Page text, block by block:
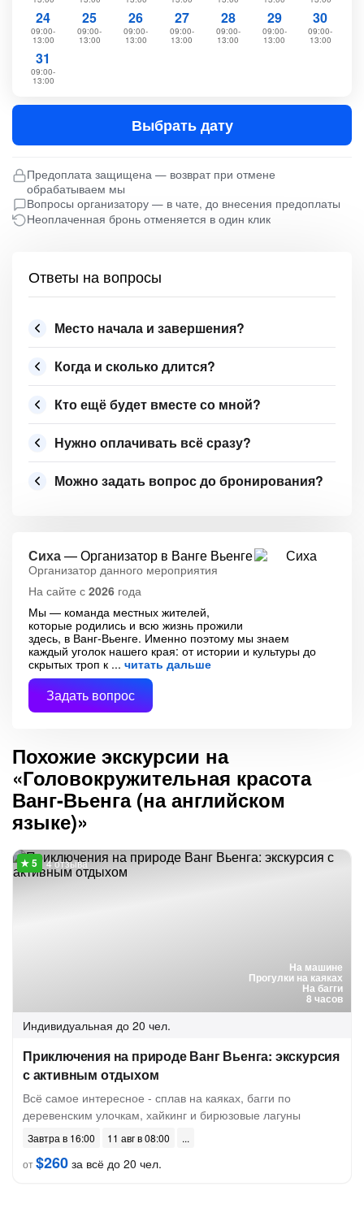
24
09:00-
13:00
25
09:00-
13:00
26
09:00-
13:00
27
09:00-
13:00
28
09:00-
13:00
29
09:00-
13:00
30
09:00-
13:00
31
09:00-
13:00
Выбрать дату
Предоплата защищена — возврат при отмене
обрабатываем мы
Вопросы организатору — в чате, до внесения предоплаты
Неоплаченная бронь отменяется в один клик
Ответы на вопросы
Место начала и завершения?
Когда и сколько длится?
Кто ещё будет вместе со мной?
Нужно оплачивать всё сразу?
Можно задать вопрос до бронирования?
Сиха— Организатор в Ванге Вьенге
Организатор данного мероприятия
На сайте с 2026 года
Мы — команда местных жителей,
которые родились и всю жизнь прожили
здесь, в Ванг-Вьенге. Именно поэтому мы знаем
каждый уголок нашего края: от истории и культуры до
скрытых троп к
читать дальше
Задать вопрос
Похожие экскурсии на
«Головокружительная красота
Ванг-Вьенга (на английском
языке)»
На машине
Прогулки на каяках
На багги
8 часов
4 отзыва
Индивидуальная до 20 чел.
Приключения на природе Ванг Вьенга: экскурсия
с активным отдыхом
Всё самое интересное - сплав на каяках, багги по
деревенским улочкам, хайкинг и бирюзовые лагуны
Завтра в 16:00
11 авг в 08:00
от$260 за всё до 20 чел.